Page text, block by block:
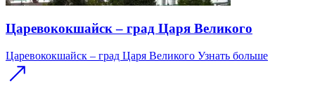
Царевококшайск – град Царя Великого
Царевококшайск – град Царя Великого Узнать больше